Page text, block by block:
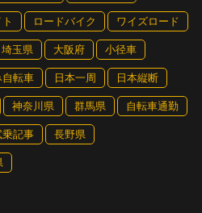
ロードバイク ワイズロード
埼玉県 大阪府 小径車
自転車 日本一周 日本縦断
神奈川県 群馬県 自転車通勤
乗記事 長野県